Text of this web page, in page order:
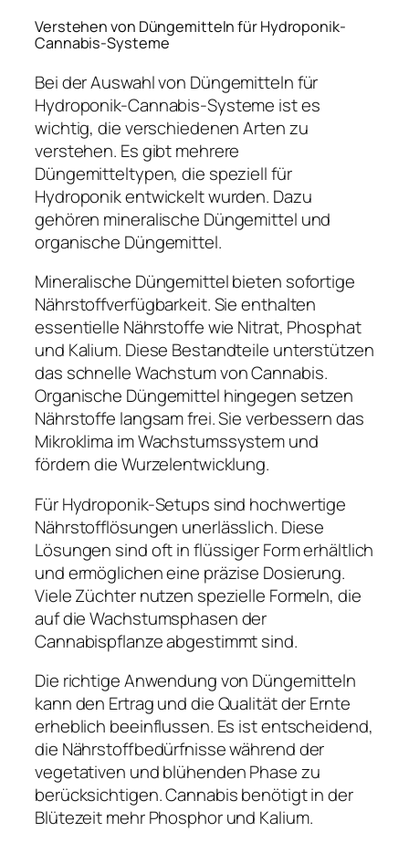
Verstehen von Düngemitteln für Hydroponik-
Cannabis-Systeme
Bei der Auswahl von Düngemitteln für
Hydroponik-Cannabis-Systeme ist es
wichtig, die verschiedenen Arten zu
verstehen. Es gibt mehrere
Düngemitteltypen, die speziell für
Hydroponik entwickelt wurden. Dazu
gehören mineralische Düngemittel und
organische Düngemittel.
Mineralische Düngemittel bieten sofortige
Nährstoffverfügbarkeit. Sie enthalten
essentielle Nährstoffe wie Nitrat, Phosphat
und Kalium. Diese Bestandteile unterstützen
das schnelle Wachstum von Cannabis.
Organische Düngemittel hingegen setzen
Nährstoffe langsam frei. Sie verbessern das
Mikroklima im Wachstumssystem und
fördern die Wurzelentwicklung.
Für Hydroponik-Setups sind hochwertige
Nährstofflösungen unerlässlich. Diese
Lösungen sind oft in flüssiger Form erhältlich
und ermöglichen eine präzise Dosierung.
Viele Züchter nutzen spezielle Formeln, die
auf die Wachstumsphasen der
Cannabispflanze abgestimmt sind.
Die richtige Anwendung von Düngemitteln
kann den Ertrag und die Qualität der Ernte
erheblich beeinflussen. Es ist entscheidend,
die Nährstoffbedürfnisse während der
vegetativen und blühenden Phase zu
berücksichtigen. Cannabis benötigt in der
Blütezeit mehr Phosphor und Kalium.